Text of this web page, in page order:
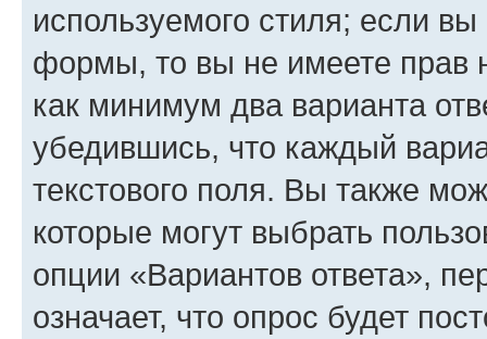
используемого стиля; если
формы, то вы не имеете прав
как минимум два варианта
убедившись, что каждый
текстового поля. Вы также
которые могут выбрать
опции «Вариантов ответа»,
означает, что опрос будет